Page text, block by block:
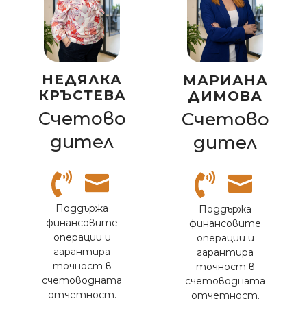
НЕДЯЛКА
КРЪСТЕВА
Счетово
дител
Поддържа
финансовите
операции и
гарантира
точност в
счетоводната
отчетност.
МАРИАНА
ДИМОВА
Счетово
дител
Поддържа
финансовите
операции и
гарантира
точност в
счетоводната
отчетност.